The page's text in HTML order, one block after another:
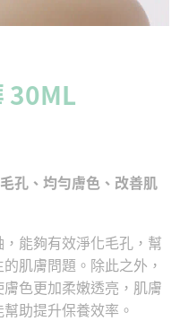
30ML
孔、均勻膚色、改善肌
能夠有效淨化毛孔，幫
肌膚問題。除此之外，
色更加柔嫩透亮，肌膚
助提升保養效率。